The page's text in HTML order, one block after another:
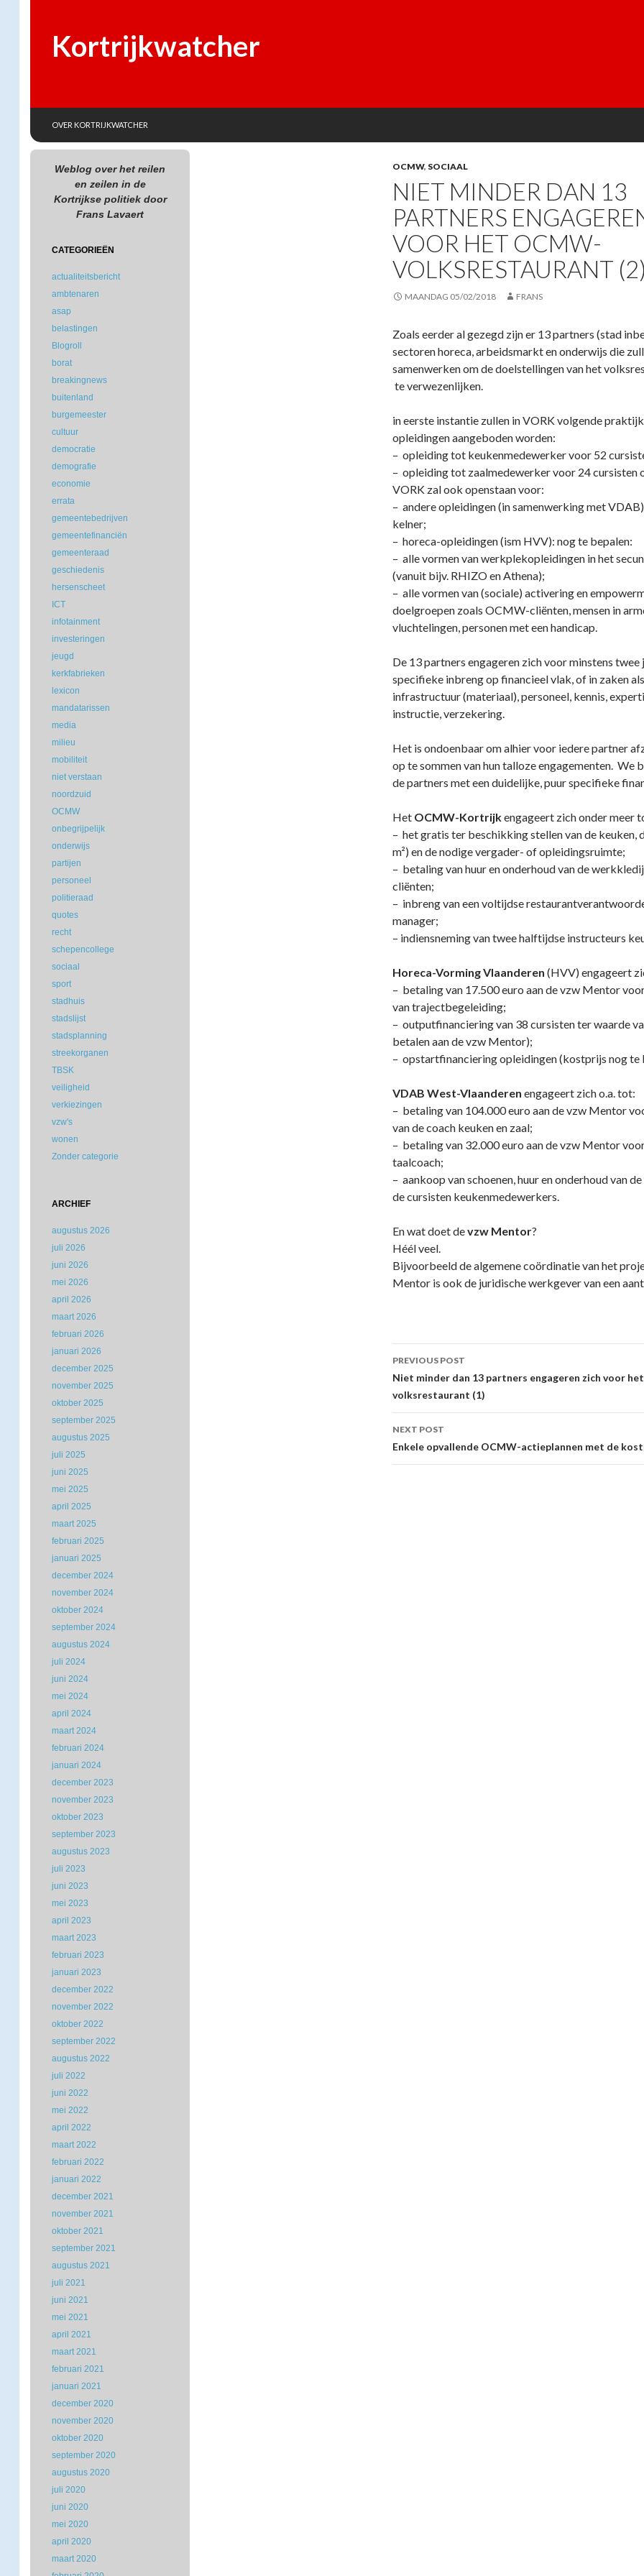
Kortrijkwatcher
OVER KORTRIJKWATCHER
OCMW, SOCIAAL
NIET MINDER DAN 13
PARTNERS
VOOR HET OCMW-
VOLKSRESTAURANT (2)
MAANDAG 05/02/2018 FRANS
Zoals eerder al gezegd zijn er 13 partners (stad
sectoren horeca, arbeidsmarkt en onderwijs die
samenwerken om de doelstellingen van het
te verwezenlijken.
in eerste instantie zullen in VORK volgende
opleidingen aangeboden worden:
– opleiding tot keukenmedewerker voor 52
– opleiding tot zaalmedewerker voor 24 cursisten
VORK zal ook openstaan voor:
– andere opleidingen (in samenwerking met
kelner;
– horeca-opleidingen (ism HVV): nog te bepalen:
– alle vormen van werkplekopleidingen in het
(vanuit bijv. RHIZO en Athena);
– alle vormen van (sociale) activering en
doelgroepen zoals OCMW-cliënten, mensen in
vluchtelingen, personen met een handicap.
De 13 partners engageren zich voor minstens twee
specifieke inbreng op financieel vlak, of in zaken
infrastructuur (materiaal), personeel, kennis,
instructie, verzekering.
Het is ondoenbaar om alhier voor iedere partner
op te sommen van hun talloze engagementen. We
de partners met een duidelijke, puur specifieke
Het OCMW-Kortrijkengageert zich onder meer
– het gratis ter beschikking stellen van de keuken,
m²) en de nodige vergader- of opleidingsruimte;
– betaling van huur en onderhoud van de
cliënten;
– inbreng van een voltijdse
manager;
– indiensneming van twee halftijdse instructeurs
Horeca-Vorming Vlaanderen (HVV) engageert
– betaling van 17.500 euro aan de vzw Mentor
van trajectbegeleiding;
– outputfinanciering van 38 cursisten ter waarde
betalen aan de vzw Mentor);
– opstartfinanciering opleidingen (kostprijs nog te
VDAB West-Vlaanderen engageert zich o.a. tot:
– betaling van 104.000 euro aan de vzw Mentor
van de coach keuken en zaal;
– betaling van 32.000 euro aan de vzw Mentor
taalcoach;
– aankoop van schoenen, huur en onderhoud van
de cursisten keukenmedewerkers.
En wat doet devzw Mentor?
Héél veel.
Bijvoorbeeld de algemene coördinatie van het
Mentor is ook de juridische werkgever van een
Post
navigation
PREVIOUS POST
Niet minder dan 13 partners engageren zich voor
volksrestaurant (1)
NEXT POST
Enkele opvallende OCMW-actieplannen met de
Weblog over het reilen
en zeilen in de
Kortrijkse politiek door
Frans Lavaert
CATEGORIEËN
actualiteitsbericht
ambtenaren
asap
belastingen
Blogroll
borat
breakingnews
buitenland
burgemeester
cultuur
democratie
demografie
economie
errata
gemeentebedrijven
gemeentefinanciën
gemeenteraad
geschiedenis
hersenscheet
ICT
infotainment
investeringen
jeugd
kerkfabrieken
lexicon
mandatarissen
media
milieu
mobiliteit
niet verstaan
noordzuid
OCMW
onbegrijpelijk
onderwijs
partijen
personeel
politieraad
quotes
recht
schepencollege
sociaal
sport
stadhuis
stadslijst
stadsplanning
streekorganen
TBSK
veiligheid
verkiezingen
vzw's
wonen
Zonder categorie
ARCHIEF
augustus 2026
juli 2026
juni 2026
mei 2026
april 2026
maart 2026
februari 2026
januari 2026
december 2025
november 2025
oktober 2025
september 2025
augustus 2025
juli 2025
juni 2025
mei 2025
april 2025
maart 2025
februari 2025
januari 2025
december 2024
november 2024
oktober 2024
september 2024
augustus 2024
juli 2024
juni 2024
mei 2024
april 2024
maart 2024
februari 2024
januari 2024
december 2023
november 2023
oktober 2023
september 2023
augustus 2023
juli 2023
juni 2023
mei 2023
april 2023
maart 2023
februari 2023
januari 2023
december 2022
november 2022
oktober 2022
september 2022
augustus 2022
juli 2022
juni 2022
mei 2022
april 2022
maart 2022
februari 2022
januari 2022
december 2021
november 2021
oktober 2021
september 2021
augustus 2021
juli 2021
juni 2021
mei 2021
april 2021
maart 2021
februari 2021
januari 2021
december 2020
november 2020
oktober 2020
september 2020
augustus 2020
juli 2020
juni 2020
mei 2020
april 2020
maart 2020